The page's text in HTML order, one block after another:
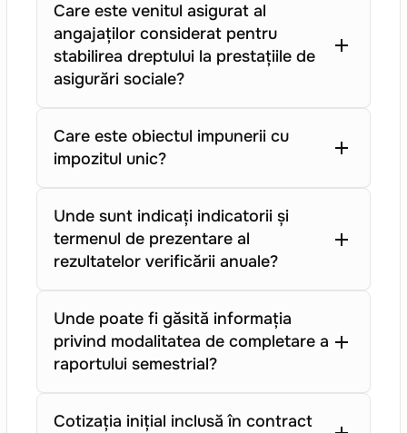
Care este venitul asigurat al
angajaților considerat pentru
stabilirea dreptului la prestațiile de
asigurări sociale?
Care este obiectul impunerii cu
impozitul unic?
Unde sunt indicați indicatorii și
termenul de prezentare al
rezultatelor verificării anuale?
Unde poate fi găsită informația
privind modalitatea de completare a
raportului semestrial?
Cotizația inițial inclusă în contract